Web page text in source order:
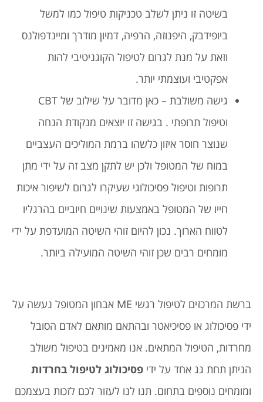
בשיטה זו ניתן לשלב טכניקות טיפול כמו למשל
ביופידבק, היפנוזה, הרפיה, דמיון מודרך ומיינדפולנס
וזאת על מנת לגרום לטיפול הקוגניטיבי להות
אפקטיבי ועוצמתי יותר.
גישה משולבת – כאן מדובר על שילוב של CBT
וטיפול תרופתי . בגישה זו יוצאים מנקודת הנחה
שנוצר חוסר איזון כלשהו ברמת המוליכים העצביים
במוח של המטופל ולכן יש לתקן מצב זה על ידי מתן
תרופות וטיפול פסיכולוגי שעיקרו לגרום לשיפור איכות
חייו של המטופל באמצעות שינויים חיוביים בהרגליו
לטווח הארוך. נכון להיום זוהי השיטה המועדפת על ידי
מומחים רבים שכן זוהי השיטה המועילה ביותר.
ברשת המרכזים לטיפול רגשי ME אבחון המטופל נעשה על
ידי פסיכולוג או פסיכיאטר ובהתאם מותאם לאדם הסובל
מחרדות, הטיפול המתאים. אנו מאמינים בטיפול משולב
הניתן תחת גג אחד על ידי פסיכולוג לטיפול בחרדות
ומומחים נוספים בתחום. תנו לנו לעזור לכם לזכות בעצמכם